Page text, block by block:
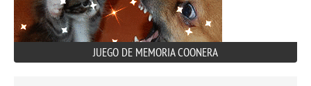
JUEGO DE MEMORIA COONERA